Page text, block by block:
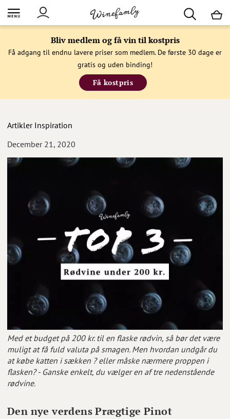
Bliv medlem og få vin til kostpris
Få adgang til endnu lavere priser som medlem. De første 30 dage er
gratis og uden binding!
Få kostpris
Artikler Inspiration
December 21, 2020
Med et budget på 200 kr. til en flaske rødvin, så bør det være
muligt at få fuld valuta på smagen. Men hvordan undgår du
at købe katten i sækken ? eller måske nærmere proppen i
flasken? - Ganske enkelt, du vælger en af tre nedenstående
rødvine.
Den nye verdens Prægtige Pinot